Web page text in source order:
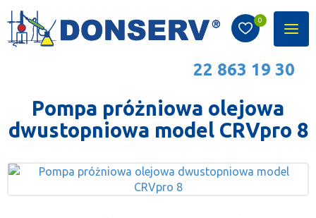
0
22 863 19 30
Jesteś tutaj: Produkty Pompy
Pompy próżniowe
Pompa próżniowa olejowa
dwustopniowa model CRVpro 8